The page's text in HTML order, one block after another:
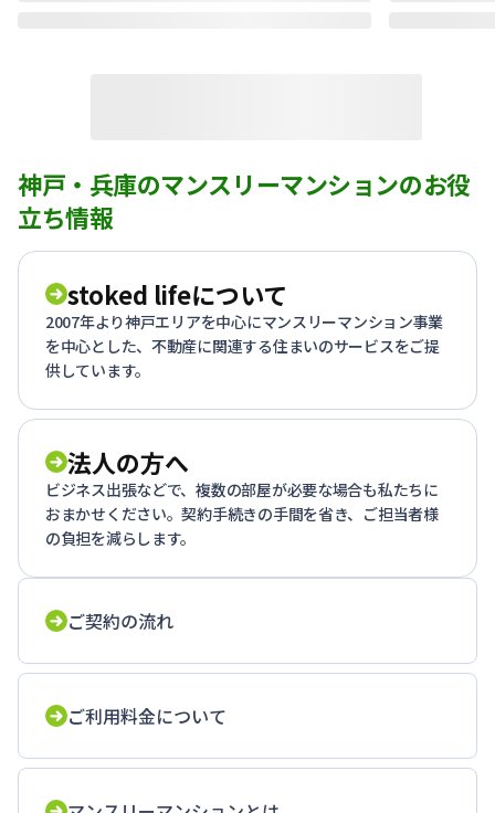
神戸・兵庫のマンスリーマンションのお役
立ち情報
stoked lifeについて
2007年より神戸エリアを中心にマンスリーマンション事業
を中心とした、不動産に関連する住まいのサービスをご提
供しています。
法人の方へ
ビジネス出張などで、複数の部屋が必要な場合も私たちに
おまかせください。契約手続きの手間を省き、ご担当者様
の負担を減らします。
ご契約の流れ
ご利用料金について